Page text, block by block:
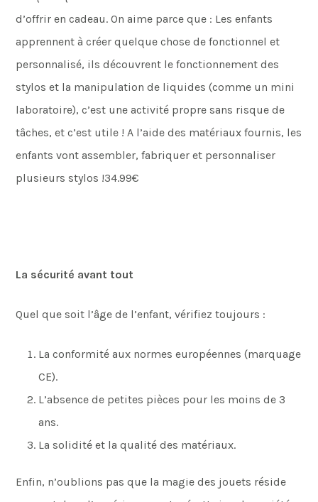
d’offrir en cadeau. On aime parce que : Les enfants
apprennent à créer quelque chose de fonctionnel et
personnalisé, ils découvrent le fonctionnement des
stylos et la manipulation de liquides (comme un mini
laboratoire), c’est une activité propre sans risque de
tâches, et c’est utile ! A l’aide des matériaux fournis, les
enfants vont assembler, fabriquer et personnaliser
plusieurs stylos !34.99€
La sécurité avant tout
Quel que soit l’âge de l’enfant, vérifiez toujours :
La conformité aux normes européennes (marquage
CE).
L’absence de petites pièces pour les moins de 3
ans.
La solidité et la qualité des matériaux.
Enfin, n’oublions pas que la magie des jouets réside